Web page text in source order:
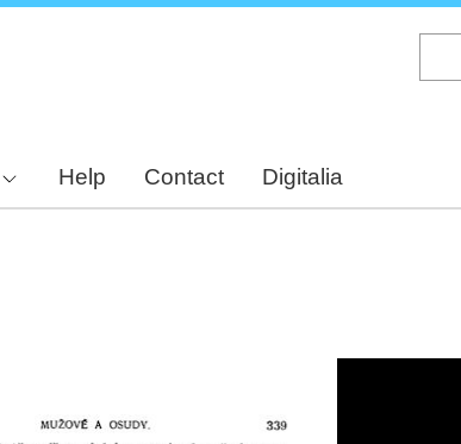
Help Contact Digitalia